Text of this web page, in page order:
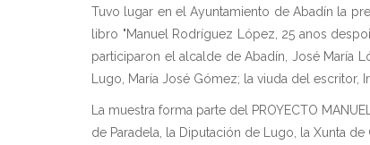
Tuvo lugar en el Ayuntamiento de Abadín la
libro "Manuel Rodríguez López, 25 anos
participaron el alcalde de Abadín, José María
Lugo, María José Gómez; la viuda del
La muestra forma parte del PROYECTO
de Paradela, la Diputación de Lugo, la Xunta de